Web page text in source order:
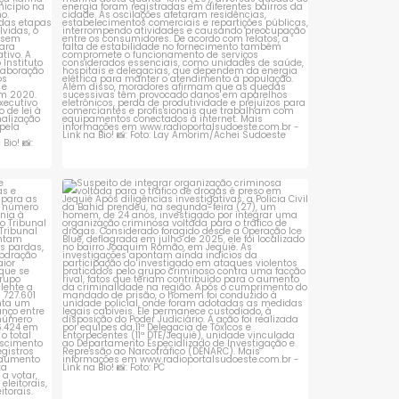
se Suspeito de integrar organização criminosa
voltada...
1 0